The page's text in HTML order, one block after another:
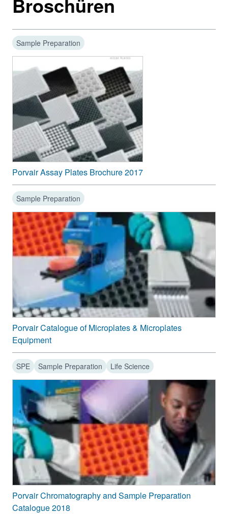
Sample Preparation
Porvair Assay Plates Brochure 2017
Sample Preparation
Porvair Catalogue of Microplates & Microplates
Equipment
SPE Sample Preparation Life Science
Porvair Chromatography and Sample Preparation
Catalogue 2018